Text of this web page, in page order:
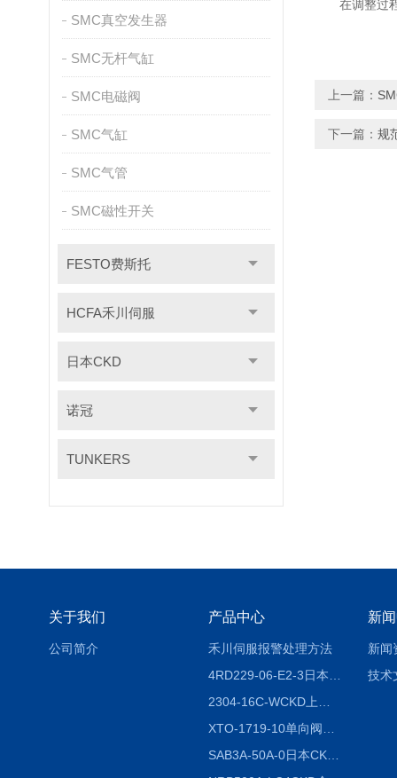
SMC真空发生器
SMC无杆气缸
SMC电磁阀
SMC气缸
SMC气管
SMC磁性开关
FESTO费斯托
HCFA禾川伺服
日本CKD
诺冠
TUNKERS
在调整过程
上一篇：
下一篇： 规
关于我们
公司简介
产品中心
禾川伺服报警处理方法
SAB3A-50A-0日本CKD全国授权代理
新
新闻
技术